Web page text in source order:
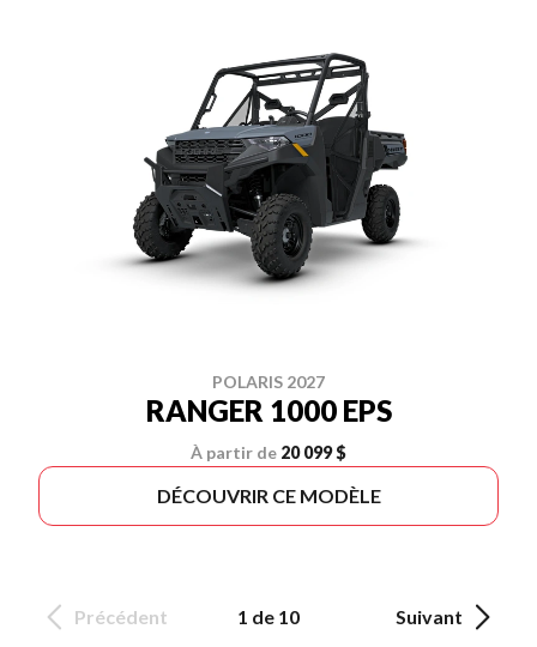
POLARIS 2027
RANGER 1000 EPS
À partir de 20 099 $
DÉCOUVRIR CE MODÈLE
Précédent 1 de 10 Suivant